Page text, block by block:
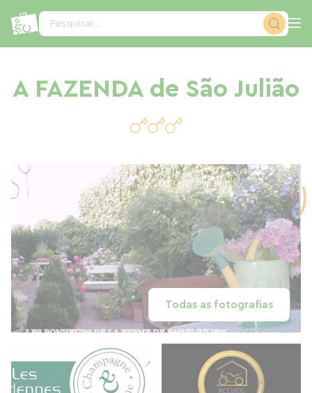
Pesquisar...
A FAZENDA de São Julião
Todas as fotografias
Painel de Gerenciamento de Cookies